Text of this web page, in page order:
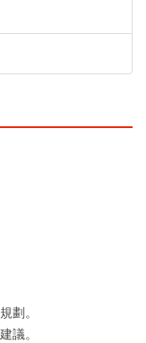
劃。
議。